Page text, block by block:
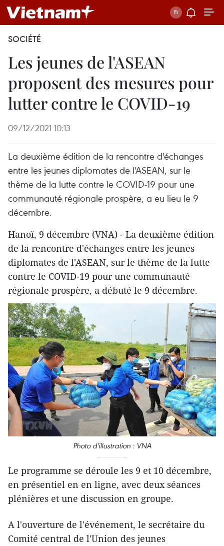
SOCIÉTÉ
Les jeunes de l'ASEAN
proposent des mesures pour
lutter contre le COVID-19
09/12/2021 10:13
La deuxième édition de la rencontre d'échanges
entre les jeunes diplomates de l'ASEAN, sur le
thème de la lutte contre le COVID-19 pour une
communauté régionale prospère, a eu lieu le 9
décembre.
Hanoï, 9 décembre (VNA) - La deuxième édition
de la rencontre d'échanges entre les jeunes
diplomates de l'ASEAN, sur le thème de la lutte
contre le COVID-19 pour une communauté
régionale prospère, a débuté le 9 décembre.
Photo d'illustration : VNA
Le programme se déroule les 9 et 10 décembre,
en présentiel en en ligne, avec deux séances
plénières et une discussion en groupe.
A l'ouverture de l'événement, le secrétaire du
Comité central de l'Union des jeunes